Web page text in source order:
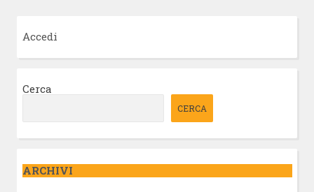
Accedi
Cerca
CERCA
ARCHIVI